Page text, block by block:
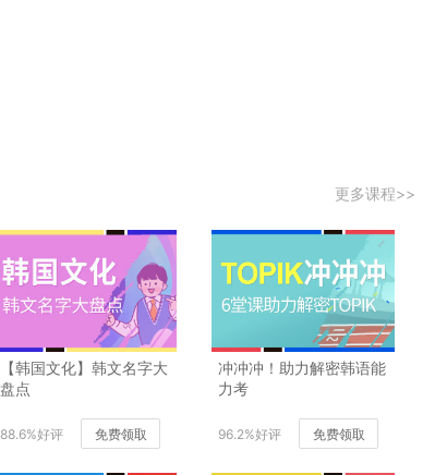
更多课程>>
【韩国文化】韩文名字大
盘点
88.6%好评 免费领取
冲冲冲！助力解密韩语能
力考
96.2%好评 免费领取